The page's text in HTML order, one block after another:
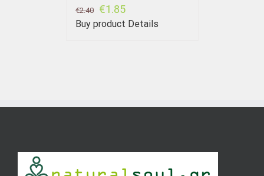
€2.40 €1.85
Buy product Details